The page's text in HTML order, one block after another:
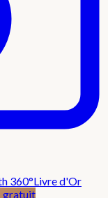
360°Livre d'Or
gratuit